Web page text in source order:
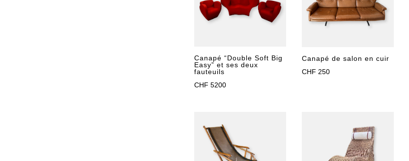
Canapé “Double Soft Big
Easy” et ses deux
fauteuils
CHF 5200
Canapé de salon en cuir
CHF 250